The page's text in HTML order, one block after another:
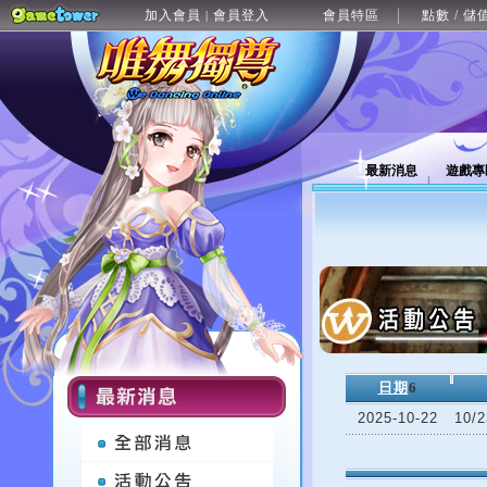
加入會員 | 會員登入 會員特區 點數 / 儲
最新消息 遊戲
日期 6
2025-10-22
10/